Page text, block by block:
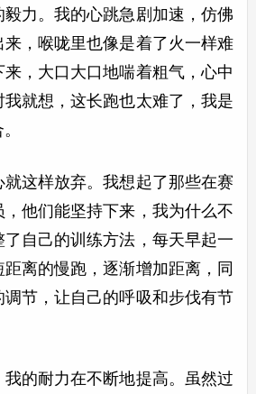
力。我的心跳急剧加速，仿佛
，喉咙里也像是着了火一样难
，大口大口地喘着粗气，心中
就想，这长跑也太难了，我是
这样放弃。我想起了那些在赛
他们能坚持下来，我为什么不
自己的训练方法，每天早起一
离的慢跑，逐渐增加距离，同
节，让自己的呼吸和步伐有节
我的耐力在不断地提高。虽然过